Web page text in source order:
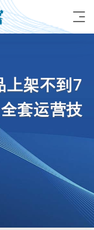
上架不到7
套运营技